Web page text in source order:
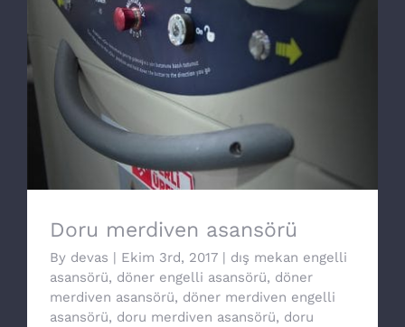
Doru merdiven asansörü
Doru merdiven asansörü
By devas | Ekim 3rd, 2017 | dış mekan engelli
asansörü, döner engelli asansörü, döner
merdiven asansörü, döner merdiven engelli
asansörü, doru merdiven asansörü, doru